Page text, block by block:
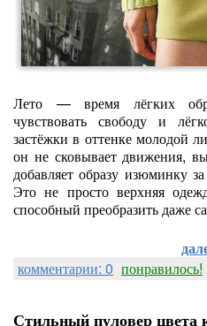
Лето — время лёгких
чувствовать свободу и
застёжки в оттенкемолодой
он несковываетдвижения,
добавляет образу изюминкуза
Это не простоверхняя
способный преобразитьдаже
комментарии: 0 понравилось!
Стильный пуловер цвета